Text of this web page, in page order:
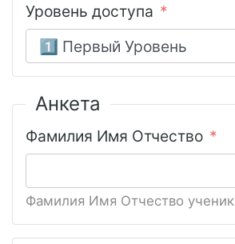
Уровень доступа
Анкета
Фамилия Имя Отчество
Фамилия Имя Отчество